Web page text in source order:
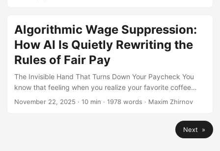
квантовые вычисления — это будущее, которое
заменит искусственный интеллект. Эта идея
продолжает давать плоды — и под плодами я
подразумеваю заголовки, раунды финансирования и
внушительное количество путаницы по поводу того, что
на самом деле делают эти технологии. Раньше я
скептически относился к такой постановке вопроса....
Algorithmic Wage Suppression:
How AI Is Quietly Rewriting the
Rules of Fair Pay
The Invisible Hand That Turns Down Your Paycheck You
know that feeling when you realize your favorite coffee
shop has slightly raised prices, but only for you? Now
never find out why, and neither does anyone else. Welcome
to the age of algorithmic wage suppression—where
artificial intelligence has become the modern-day robber
November 22, 2025 · 10 min · 1978 words · Maxim Zhirnov
Next »